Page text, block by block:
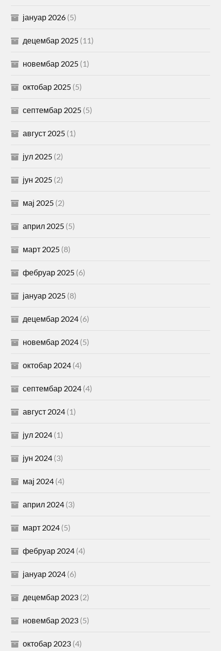
јануар 2026 (5)
децембар 2025 (11)
новембар 2025 (1)
октобар 2025 (5)
септембар 2025 (5)
август 2025 (1)
јул 2025 (2)
јун 2025 (2)
мај 2025 (2)
април 2025 (5)
март 2025 (8)
фебруар 2025 (6)
јануар 2025 (8)
децембар 2024 (6)
новембар 2024 (5)
октобар 2024 (4)
септембар 2024 (4)
август 2024 (1)
јул 2024 (1)
јун 2024 (3)
мај 2024 (4)
април 2024 (3)
март 2024 (5)
фебруар 2024 (4)
јануар 2024 (6)
децембар 2023 (2)
новембар 2023 (5)
октобар 2023 (4)